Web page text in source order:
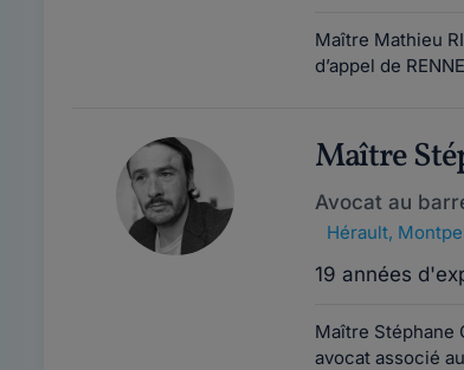
Maître Mathieu
d’appel de
Maître
Avocat au
Hérault,
19 années
Maître Stéphane
avocat associé